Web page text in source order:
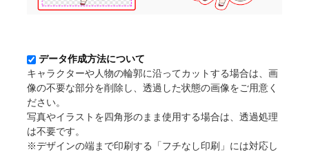
データ作成方法について
キャラクターや人物の輪郭に沿ってカットする場合は、画
像の不要な部分を削除し、透過した状態の画像をご用意く
ださい。
写真やイラストを四角形のまま使用する場合は、透過処理
は不要です。
※デザインの端まで印刷する「フチなし印刷」には対応し